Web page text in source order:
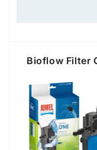
Bioflow Filter